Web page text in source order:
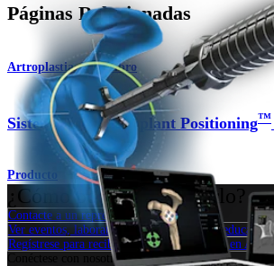
Páginas Relacionadas
Artroplastia de hombro
Sistema Virtual Implant Positioning™
Producto
¿Cómo podemos ayudarlo?
Contacte a un representante
Ver eventos, laboratorios y oportunidades educativas
Regístrese para recibir: ¿Qué hay de nuevo en
Conéctese con nosotros